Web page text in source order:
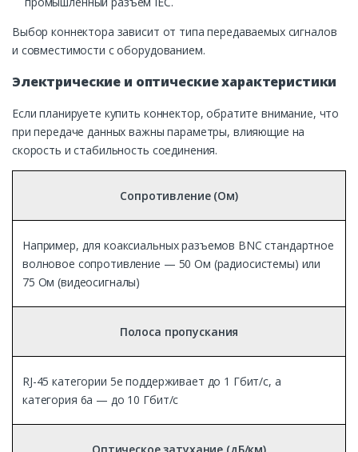
Выбор коннектора зависит от типа передаваемых сигналов
и совместимости с оборудованием.
Электрические и оптические характеристики
Если планируете купить коннектор, обратите внимание, что
при передаче данных важны параметры, влияющие на
скорость и стабильность соединения.
Сопротивление (Ом)
Например, для коаксиальных разъемов BNC стандартное
волновое сопротивление — 50 Ом (радиосистемы) или
75 Ом (видеосигналы)
Полоса пропускания
RJ-45 категории 5e поддерживает до 1 Гбит/с, а
категория 6a — до 10 Гбит/с